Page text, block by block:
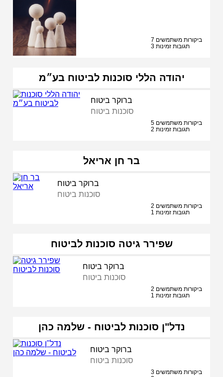
7 ביקורות משתמשים
3 תגובות זמינות
יהודה הללי סוכנות לביטוח בע״מ
ברוקר ביטוח
סוכנות ביטוח
5 ביקורות משתמשים
2 תגובות זמינות
בר חן אריאל
ברוקר ביטוח
סוכנות ביטוח
2 ביקורות משתמשים
1 תגובות זמינות
שפירר גיטה סוכנות לביטוח
ברוקר ביטוח
סוכנות ביטוח
2 ביקורות משתמשים
1 תגובות זמינות
נדל"ן סוכנות לביטוח - שלמה כהן
ברוקר ביטוח
סוכנות ביטוח
3 ביקורות משתמשים